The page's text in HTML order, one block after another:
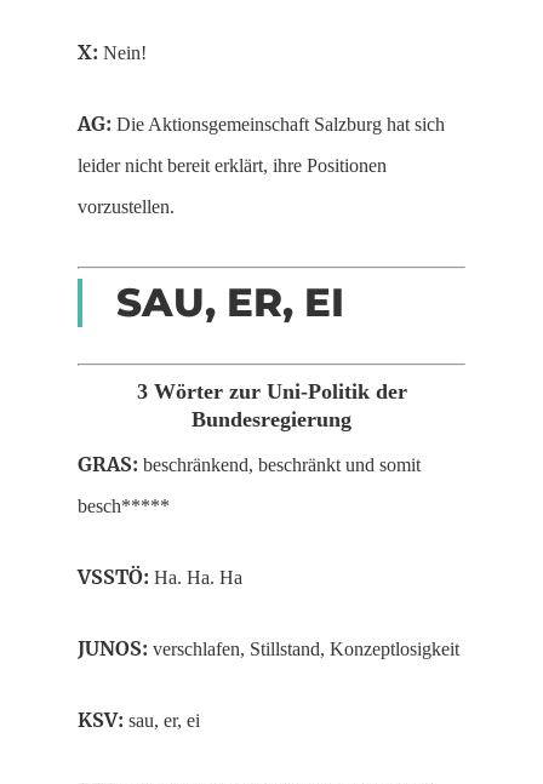
X: Nein!
AG: Die Aktionsgemeinschaft Salzburg hat sich
leider nicht bereit erklärt, ihre Positionen
vorzustellen.
SAU, ER, EI
3 Wörter zur Uni-Politik der
Bundesregierung
GRAS: beschränkend, beschränkt und somit
besch*****
VSSTÖ: Ha. Ha. Ha
JUNOS: verschlafen, Stillstand, Konzeptlosigkeit
KSV: sau, er, ei